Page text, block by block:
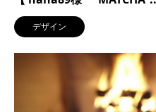
デザイン